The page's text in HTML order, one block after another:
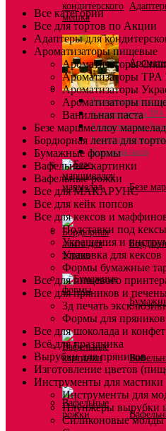
Ароматизаторы
Ароматизаторы
Ароматизаторы
Ароматизаторы
Ванильная паста
Безе
Все категории
Все для тортов по Акции
Адаптеры для
Ароматизаторы пищевые
Ароматизаторы
Ароматизаторы TPA
Ароматизаторы
Ароматизаторы
Ванильная паста
Безе маршмеллоу мармелад
Бордюрная лента для
Бумажные формы
Вафельные картинки
Вафельные рожки
Все для МАКАРУНС
Все для кейк попсов
Все для кексов и
Подставки под кексы
Украшения и
Упаковка для кексов
Формы бумажные
Все для пищевого
Все для пряников и
3д печать
Формы для пряников
Все для шоколада и конфет
Всё для праздника
Вырубки для пряников
Изготовление цветов
Инструменты для
Инструменты для
Плунжеры вырубки
Силиконовые молды